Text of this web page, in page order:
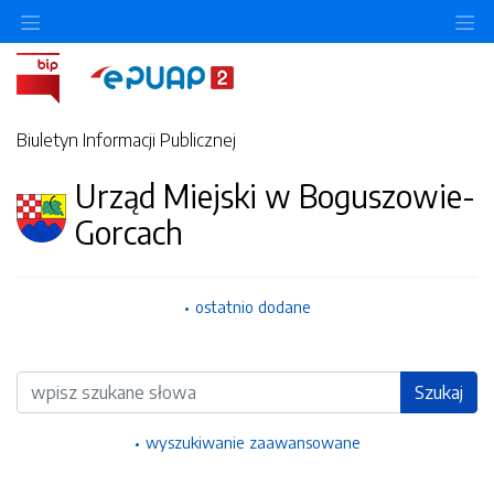
Biuletyn Informacji Publicznej
Urząd Miejski w Boguszowie-
Gorcach
ostatnio dodane
Wyszukiwarka Szukaj
wyszukiwanie zaawansowane